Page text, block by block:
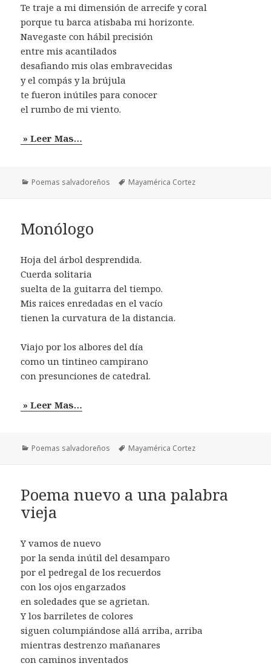
Te traje a mi dimensión de arrecife y coral
porque tu barca atisbaba mi horizonte.
Navegaste con hábil precisión
entre mis acantilados
desafiando mis olas embravecidas
y el compás y la brújula
te fueron inútiles para conocer
el rumbo de mi viento.
» Leer Mas…
Categorías
Poemas salvadoreños Etiquetas
Mayamérica Cortez
Monólogo
Hoja del árbol desprendida.
Cuerda solitaria
suelta de la guitarra del tiempo.
Mis raices enredadas en el vacío
tienen la curvatura de la distancia.
Viajo por los albores del día
como un tintineo campirano
con presunciones de catedral.
» Leer Mas…
Categorías
Poemas salvadoreños Etiquetas
Mayamérica Cortez
Poema nuevo a una palabra
vieja
Y vamos de nuevo
por la senda inútil del desamparo
por el pedregal de los recuerdos
con los ojos engarzados
en soledades que se agrietan.
Y los barriletes de colores
siguen columpiándose allá arriba, arriba
mientras destrenzo mañanares
con caminos inventados